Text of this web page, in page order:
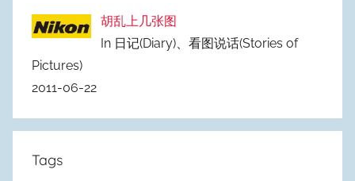
胡乱上几张图
In 日记(Diary)、看图说话(Stories of
Pictures)
2011-06-22
Tags